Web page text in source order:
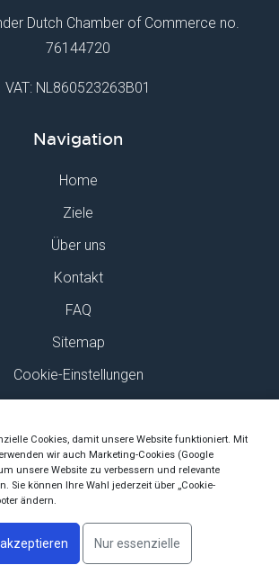
Dutch Chamber of Commerce no.
76144720
VAT: NL860523263B01
Navigation
Home
Ziele
Über uns
Kontakt
FAQ
Sitemap
Cookie-Einstellungen
Sie uns auf Social Media
Ski-Pro 2026 - Alle Rechte vorbehalten
Cookies, damit unsere Website funktioniert. Mit
wir auch Marketing-Cookies (Google
unsere Website zu verbessern und relevante
Sie können Ihre Wahl jederzeit über „Cookie-
ändern.
Nur essenzielle